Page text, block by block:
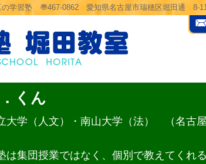
の学習塾 〠467-0862 愛知県名古屋市瑞穂区堀田通
くん
大学（人文）・南山大学（法） （名古屋
は集団授業ではなく、個別で教えてくれ